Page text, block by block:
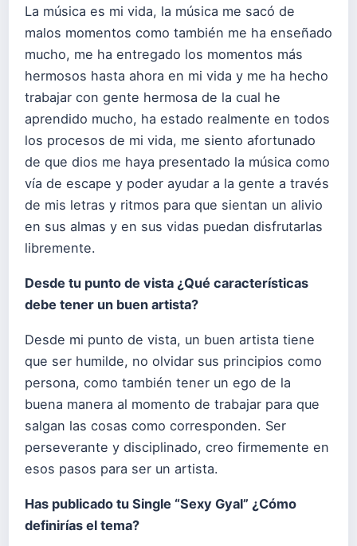
La música es mi vida, la música me sacó de
malos momentos como también me ha enseñado
mucho, me ha entregado los momentos más
hermosos hasta ahora en mi vida y me ha hecho
trabajar con gente hermosa de la cual he
aprendido mucho, ha estado realmente en todos
los procesos de mi vida, me siento afortunado
de que dios me haya presentado la música como
vía de escape y poder ayudar a la gente a través
de mis letras y ritmos para que sientan un alivio
en sus almas y en sus vidas puedan disfrutarlas
libremente.
Desde tu punto de vista ¿Qué características
debe tener un buen artista?
Desde mi punto de vista, un buen artista tiene
que ser humilde, no olvidar sus principios como
persona, como también tener un ego de la
buena manera al momento de trabajar para que
salgan las cosas como corresponden. Ser
perseverante y disciplinado, creo firmemente en
esos pasos para ser un artista.
Has publicado tu Single “Sexy Gyal” ¿Cómo
definirías el tema?